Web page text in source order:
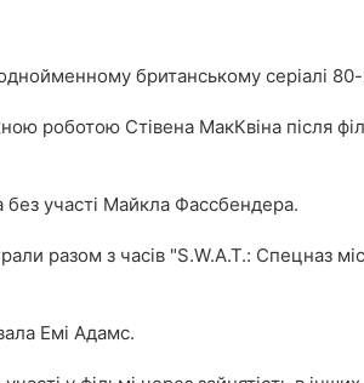
британському серіалі
роботою Стівена МакКвіна після
участі Майкла Фассбендера.
разом з часів "S.W.A.T.: Спецназ
Емі Адамс.